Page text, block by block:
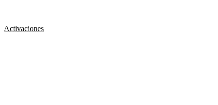
Activaciones